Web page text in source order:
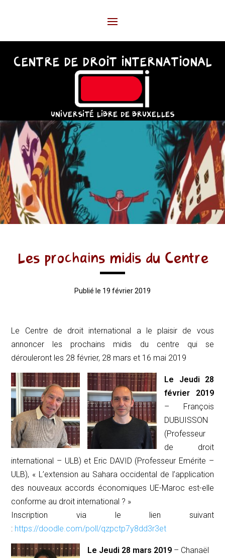
CENTRE DE DROIT INTERNATIONAL
UNIVERSITÉ LIBRE DE BRUXELLES
Les prochains midis du Centre
Publié le 19 février 2019
Le Centre de droit international a le plaisir de vous
annoncer les prochains midis du centre qui se
dérouleront les 28 février, 28 mars et 16 mai 2019
Le Jeudi 28
février 2019
– François
DUBUISSON
(Professeur
de droit
international – ULB) et Eric DAVID (Professeur Emérite –
ULB), « L’extension au Sahara occidental de l’application
des nouveaux accords économiques UE-Maroc est-elle
conforme au droit international ? »
Inscription via le lien suivant
: https://doodle.com/poll/qzpctp7y8dd3r3et
Le Jeudi 28 mars 2019 – Chanaël